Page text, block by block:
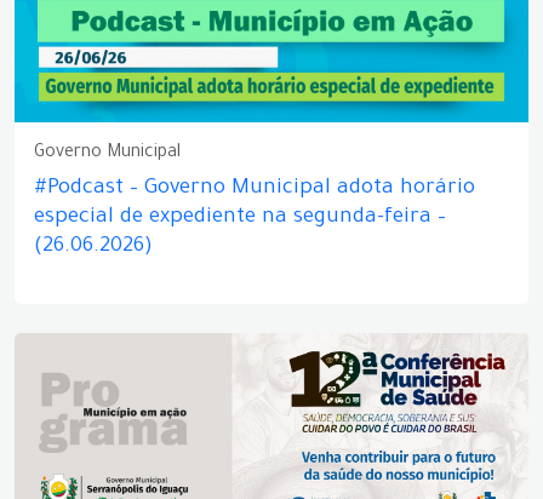
Governo Municipal
#Podcast – Governo Municipal adota horário
especial de expediente na segunda-feira –
(26.06.2026)